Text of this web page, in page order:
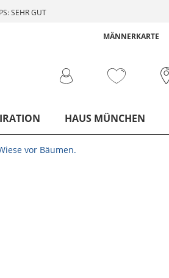
SEHR GUT
MÄNNERKARTE
HAUS MÜNCHEN